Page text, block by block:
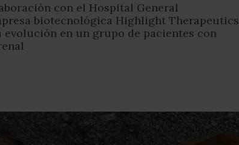
con el Hospital General
biotecnológica Highlight Therapeutics
en un grupo de pacientes con